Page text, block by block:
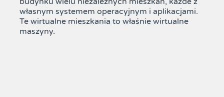
własnym systemem operacyjnym i aplikacjami.
Te wirtualne mieszkania to właśnie wirtualne
maszyny.